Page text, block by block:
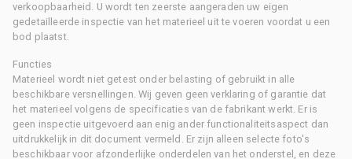
verkoopbaarheid. U wordt ten zeerste aangeraden uw eigen
gedetailleerde inspectie van het materieel uit te voeren voordat u een
bod plaatst.
Functies
Materieel wordt niet getest onder belasting of gebruikt in alle
beschikbare versnellingen. Wij geven geen verklaring of garantie dat
het materieel volgens de specificaties van de fabrikant werkt. Er is
geen inspectie uitgevoerd aan enig ander functionaliteitsaspect dan
uitdrukkelijk in dit document vermeld. Er zijn alleen selecte foto's
beschikbaar voor afzonderlijke onderdelen van het onderstel, en deze